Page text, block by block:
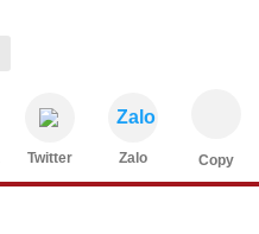
Twitter
Zalo
Zalo Copy